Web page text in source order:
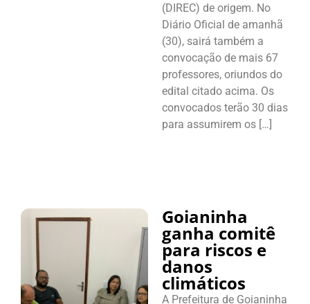
(DIREC) de origem. No
Diário Oficial de amanhã
(30), sairá também a
convocação de mais 67
professores, oriundos do
edital citado acima. Os
convocados terão 30 dias
para assumirem os […]
Goianinha
ganha comitê
para riscos e
danos
climáticos
A Prefeitura de Goianinha